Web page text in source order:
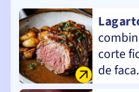
corte
de faca.